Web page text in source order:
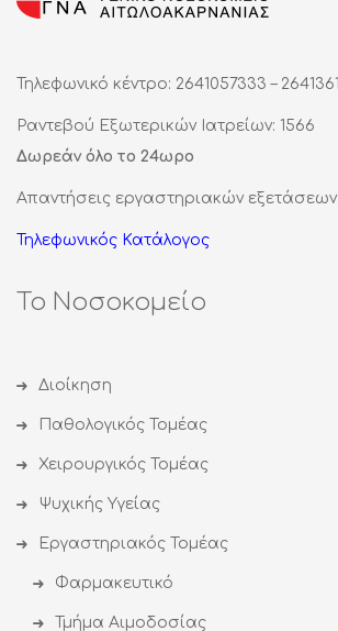
Τηλεφωνικό κέντρο: 2641057333 –
Ραντεβού Εξωτερικών Ιατρείων: 1566
Δωρεάν όλο το 24ωρο
Απαντήσεις εργαστηριακών εξετάσεων:
Τηλεφωνικός Κατάλογος
Το Νοσοκομείο
Διοίκηση
Παθολογικός Τομέας
Χειρουργικός Τομέας
Ψυχικής Υγείας
Εργαστηριακός Τομέας
Φαρμακευτικό
Τμήμα Αιμοδοσίας